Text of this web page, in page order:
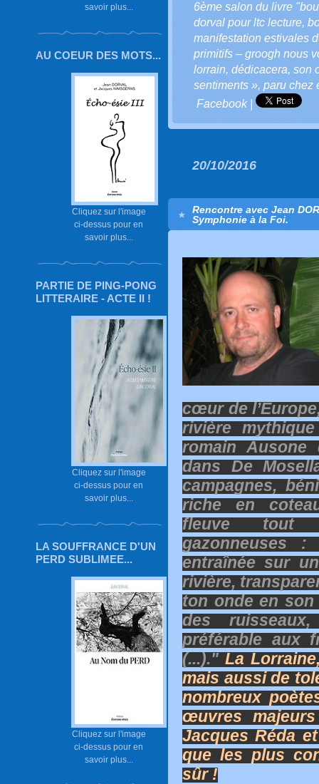
savoir plus...
AU COEUR DES MOTS...
Cliquez sur l'image
ci-dessus pour en
savoir plus...
PARTIE DE PING-PONG
LITTERAIRE - ACTE II !
Cliquez sur l'image
ci-dessus pour en
savoir plus...
LA SOUFFRANCE D'UN
PERD SUBLIMEE...
Cliquez sur l'image
ci-dessus pour en
savoir plus...
6ème salon du livre
dorval pour ltc lecture,
manifestation estivales
primitifs – groogh nous
lorrain, dédicacera, son
sentiments », paru chez
Facebook|
20/10/2016
Rencontre avec Jean
Symphonie à la Foi.
cœur de
rivière
romain Ausone
dans De
campagnes,
riche en
fleuve tout
gazonneuses :
entraînée sur
rivière,
ton onde en
des
préférable aux
(...)."La
mais aussi de
nombreux
œuvres
Jacques Réda
que les plus
sûr !